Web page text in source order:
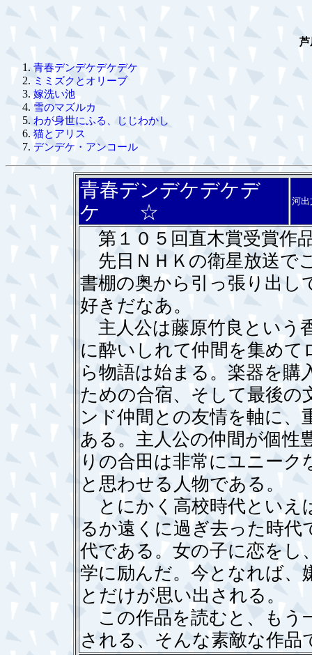
芦
青春デンデケデケデケ
ミミズクとオリーブ
嫁洗い池
雪のマズルカ
わが身世にふる、じじわかし
猫とアリス
デンデケ・アンコール
青春デンデケデケデ
ケ ☆
河出
第１０５回直木賞受賞作
先日ＮＨＫの衛星放送で
書棚の奥から引っ張り出し
好きだなあ。
主人公は藤原竹良という
に酔いしれて仲間を集め
ら物語は始まる。楽器を
ための合宿、そして最後
ンド仲間との友情を軸に
ある。主人公の仲間が個性
りの合田は非常にユニー
と思わせる人物である。
とにかく高校時代といえ
るか遠くに過ぎ去った時
代である。女の子に恋をし
学に励んだ。今となれば、
とだけが思い出される。
この作品を読むと、もう
される、そんな素敵な作品